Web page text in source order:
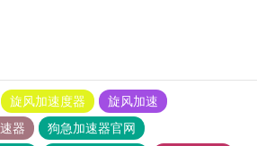
旋风加速度器
旋风加速
器
狗急加速器官网